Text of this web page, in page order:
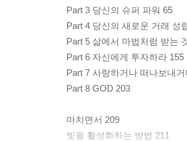
Part 3 당신의 슈퍼 파워 65
Part 4 당신의 새로운 거래 성
Part 5 삶에서 마법처럼 받는
Part 6 자신에게 투자하라 155
Part 7 사랑하거나 떠나보내거
Part 8 GOD 203
마치면서 209
빛을 활성화하는 방법 211